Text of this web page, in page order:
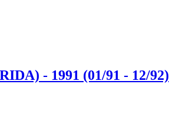
- 1991 (01/91 - 12/92)